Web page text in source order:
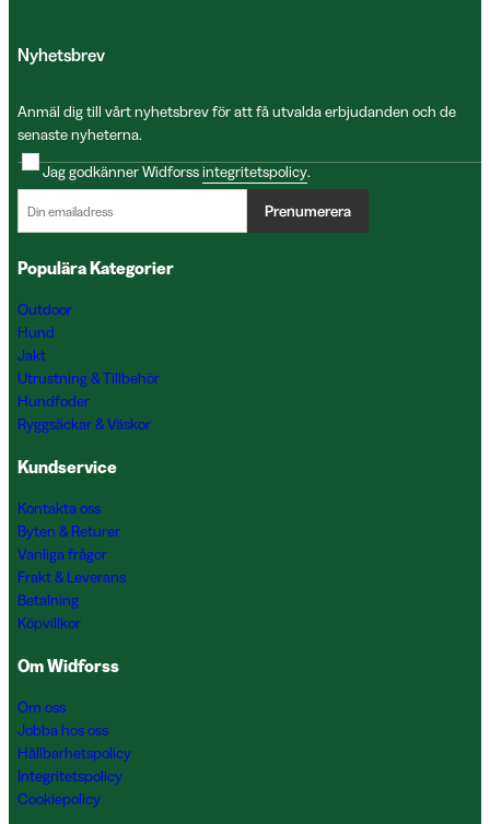
Nyhetsbrev
Anmäl dig till vårt nyhetsbrev för att få utvalda erbjudanden och de
senaste nyheterna.
Jag godkänner Widforssintegritetspolicy.
Prenumerera
Populära Kategorier
Outdoor
Hund
Jakt
Utrustning & Tillbehör
Hundfoder
Ryggsäckar & Väskor
Kundservice
Kontakta oss
Byten & Returer
Vanliga frågor
Frakt & Leverans
Betalning
Köpvillkor
Om Widforss
Om oss
Jobba hos oss
Hållbarhetspolicy
Integritetspolicy
Cookiepolicy